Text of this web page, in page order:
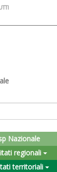
Nazionale
regionali
territoriali